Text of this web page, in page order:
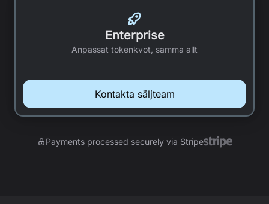
Enterprise
Anpassat tokenkvot, samma allt
Kontakta säljteam
Payments processed securely via Stripe